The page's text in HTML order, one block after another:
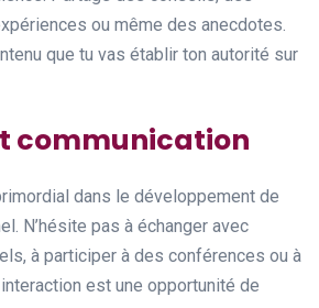
ou même des anecdotes.
que tu vas établir ton autorité sur
communication
dans le développement de
N’hésite pas à échanger avec
à participer à des conférences ou à
est une opportunité de